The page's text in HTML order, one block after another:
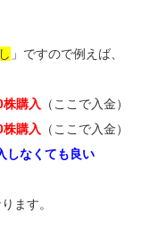
」ですので例えば、
株購入
（ここで入金）
株購入
（ここで入金）
しなくても良い
ます。